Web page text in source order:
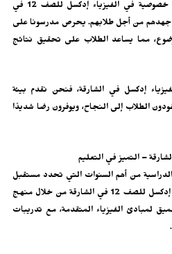
يقدم مركز بروغرس للتدريب دروسًا خصوصية في الفيزياء إدكسل للصف 12 في
جهدهم من أجل طلابهم. يحرص مدرسونا على
مما يساعد الطلاب على تحقيق نتائج
إدكسل في الشارقة، فنحن نقدم بيئة
الطلاب إلى النجاح، ويوفرون رضا شديدًا
من أهم السنوات التي تحدد مستقبل
الطلاب، ولذلك نقدم دروس الفيزياء إدكسل للصف 12 في الشارقة من خلال منهج
لمبادئ الفيزياء المتقدمة، مع تدريبات